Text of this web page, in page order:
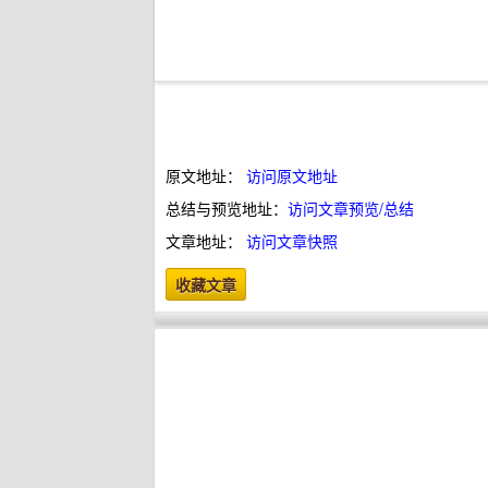
原文地址： 访问原文地址
总结与预览地址： 访问文章预览/总结
文章地址： 访问文章快照